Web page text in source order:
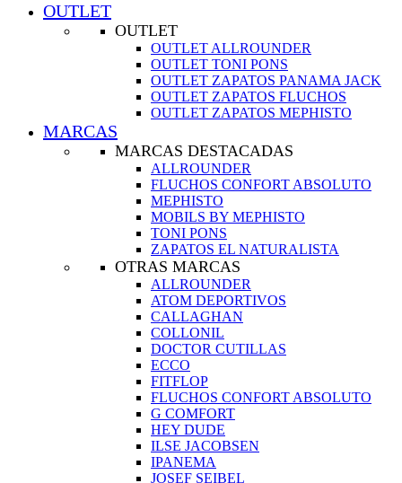
OUTLET
OUTLET
OUTLET ALLROUNDER
OUTLET TONI PONS
OUTLET ZAPATOS PANAMA JACK
OUTLET ZAPATOS FLUCHOS
OUTLET ZAPATOS MEPHISTO
MARCAS
MARCAS DESTACADAS
ALLROUNDER
FLUCHOS CONFORT ABSOLUTO
MEPHISTO
MOBILS BY MEPHISTO
TONI PONS
ZAPATOS EL NATURALISTA
OTRAS MARCAS
ALLROUNDER
ATOM DEPORTIVOS
CALLAGHAN
COLLONIL
DOCTOR CUTILLAS
ECCO
FITFLOP
FLUCHOS CONFORT ABSOLUTO
G COMFORT
HEY DUDE
ILSE JACOBSEN
IPANEMA
JOSEF SEIBEL